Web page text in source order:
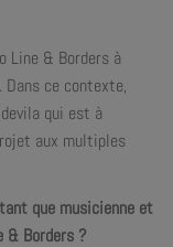
Line & Borders à
Dans ce contexte,
qui est à
aux multiples
que musicienne et
& Borders ?